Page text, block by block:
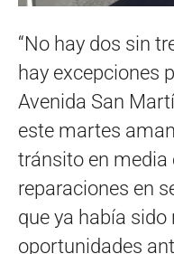
“No hay dos sin
hay excepciones
Avenida San
este martes
tránsito en media
reparaciones en
que ya había sido
oportunidades